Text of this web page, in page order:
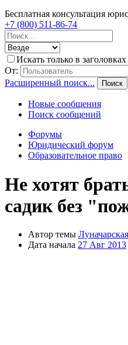
Бесплатная консультация
+7 (800) 511-86-74
Искать только в заголовках
От:
Расширенный поиск...
Поиск
Новые сообщения
Поиск сообщений
Форумы
Юридический форум
Образовательное право
Не хотят
садик без
Автор темы
Дата начала 27 Авг 2013